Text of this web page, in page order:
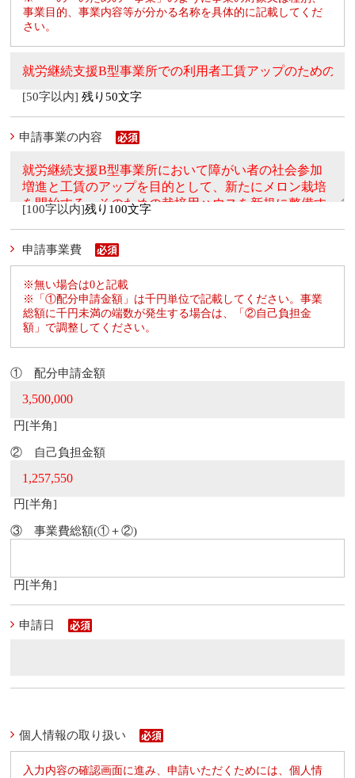
事業目的、事業内容等が分かる名称を具体的に記載してくだ
さい。
[50字以内]残り50文字
申請事業の内容
[100字以内]残り100文字
申請事業費
※無い場合は0と記載
※「①配分申請金額」は千円単位で記載してください。事業
総額に千円未満の端数が発生する場合は、「②自己負担金
額」で調整してください。
① 配分申請金額
円[半角]
② 自己負担金額
円[半角]
③ 事業費総額(①＋②)
円[半角]
申請日
個人情報の取り扱い
入力内容の確認画面に進み、申請いただくためには、個人情